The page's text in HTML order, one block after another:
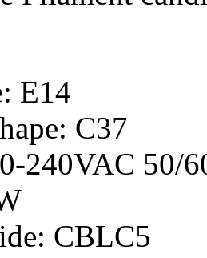
E14
C37
240VAC 50/
CBLC5